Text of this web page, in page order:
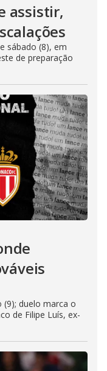
assistir,
sábado (8), em
de preparação
(9); duelo marca o
de Filipe Luís, ex-